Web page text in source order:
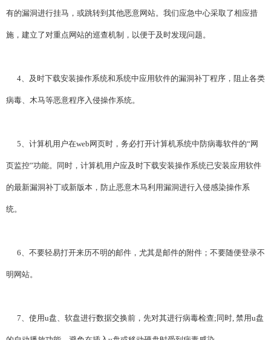
有的漏洞进行挂马，或跳转到其他恶意网站。我们应急中心采取了相应措
施，建立了对重点网站的巡查机制，以便于及时发现问题。
4、及时下载安装操作系统和系统中应用软件的漏洞补丁程序，阻止各类
病毒、木马等恶意程序入侵操作系统。
5、计算机用户在web网页时，务必打开计算机系统中防病毒软件的“网
页监控”功能。同时，计算机用户应及时下载安装操作系统已安装应用软件
的最新漏洞补丁或新版本，防止恶意木马利用漏洞进行入侵感染操作系
统。
6、不要轻易打开来历不明的邮件，尤其是邮件的附件；不要随便登录不
明网站。
7、使用u盘、软盘进行数据交换前，先对其进行病毒检查;同时, 禁用u盘